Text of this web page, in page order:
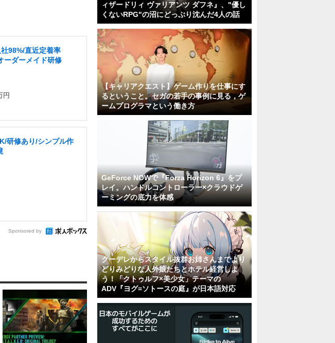
98%/直近定着率
ーダーメイド研修
円
研修あり/シンプル作
Sponsored by
ィザードリィ ヴァリアンツ ダフネ』、"優し
くないRPG"の沼にどっぷり沈んだ4人の話
【キャリアクエスト】ゲーム作りを仕事にす
るということ。セガの若手の事例に見る，ゲ
ームプログラマという働き方
GeForce NOWで『Forza Horizon 6』をプ
レイ。ハンドルコントローラー×クラウドゲ
ーミングの底力を体感
クーデレからスタイル抜群お姉さんまでより
どりみどりな人外娘たちとホテル経営しよ
う！「クトゥルフ×美少女」テーマの
ADV『ヨグ=ソトースの庭』が日本語対応